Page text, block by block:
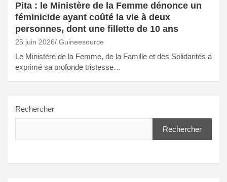
Pita : le Ministère de la Femme dénonce un
féminicide ayant coûté la vie à deux
personnes, dont une fillette de 10 ans
25 juin 2026 Guineesource
Le Ministère de la Femme, de la Famille et des Solidarités a
exprimé sa profonde tristesse…
Rechercher
Rechercher